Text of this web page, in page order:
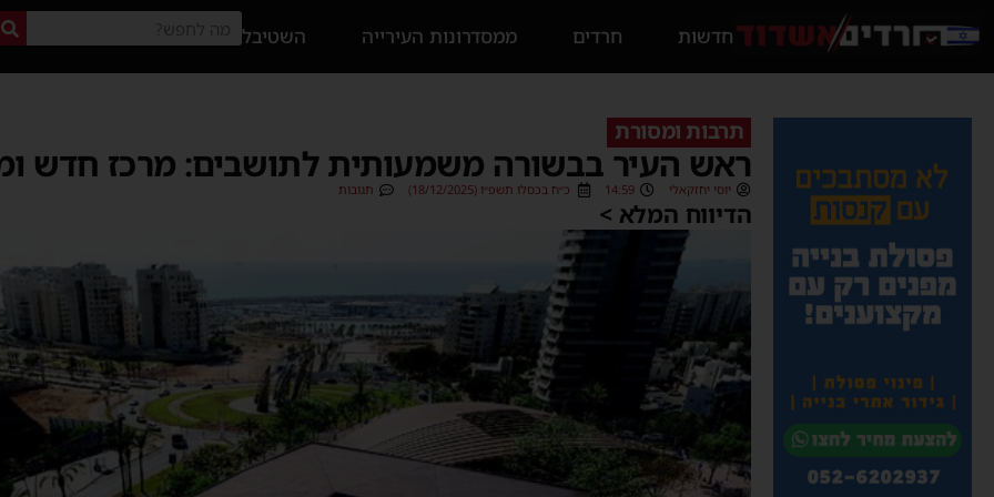
חדשות חרדים ממסדרונות העירייה השטיבל
תרבות ומסורת
ראש העיר בבשורה משמעותית לתושבים: מרכז חדש
יוסי יחזקאלי 14:59 כ״ח בכסלו תשפ״ו (18/12/2025) תגובות
הדיווח המלא >